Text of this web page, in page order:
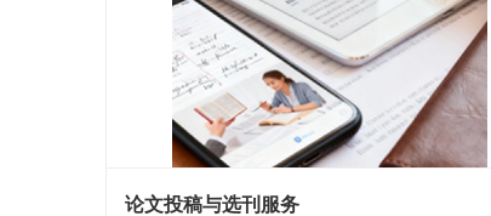
论文投稿与选刊服务